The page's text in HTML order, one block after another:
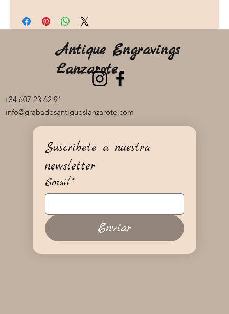
+34 607 23 62 91
info@grabadosantiguoslanzarote.com
Antique Engravings
Lanzarote
Suscríbete a nuestra
newsletter
Email*
Enviar